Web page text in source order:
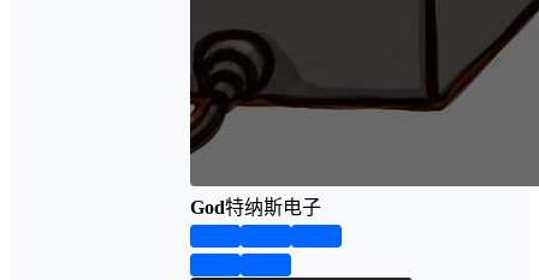
God特纳斯电子